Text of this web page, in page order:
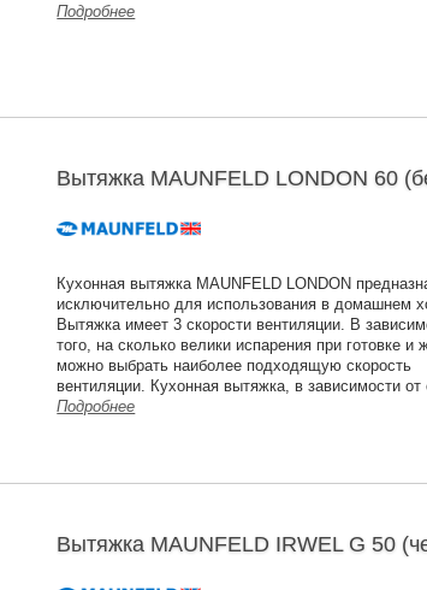
Подробнее
Вытяжка MAUNFELD LONDON 60
Кухонная вытяжка MAUNFELD LONDON
исключительно для использования в домашнем
Вытяжка имеет 3 скорости вентиляции. В
того, на сколько велики испарения при готовке и
можно выбрать наиболее подходящую скорость
вентиляции. Кухонная вытяжка, в зависимости от
Подробнее
Вытяжка MAUNFELD IRWEL G 50